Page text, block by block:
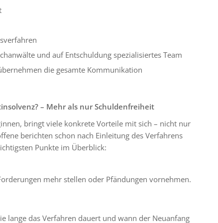
und auf Entschuldung spezialisiertes Team
die gesamte Kommunikation
– Mehr als nur Schuldenfreiheit
bringt viele konkrete Vorteile mit sich – nicht nur
berichten schon nach Einleitung des Verfahrens
Punkte im Überblick:
mehr stellen oder Pfändungen vornehmen.
lange das Verfahren dauert und wann der Neuanfang